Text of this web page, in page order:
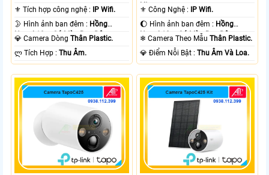
⚜️ Tích hợp công nghệ : IP Wifi.
🌛 Hình ảnh ban đêm : Hồng
Ngoại 10m Có Màu Ban Ðêm.
💎 Camera DòngThân Plastic.
️ლ Tích Hợp :Thu Âm.
Lite .
⚜️ Công Nghệ : IP Wifi.
🌔 Hình ảnh ban đêm : Hồng
Ngoại 10m Có Màu Ban Ðêm.
❄ Camera Theo MẫuThân Plastic.
️💎 Điểm Nỗi Bật :Thu Âm Và Loa.